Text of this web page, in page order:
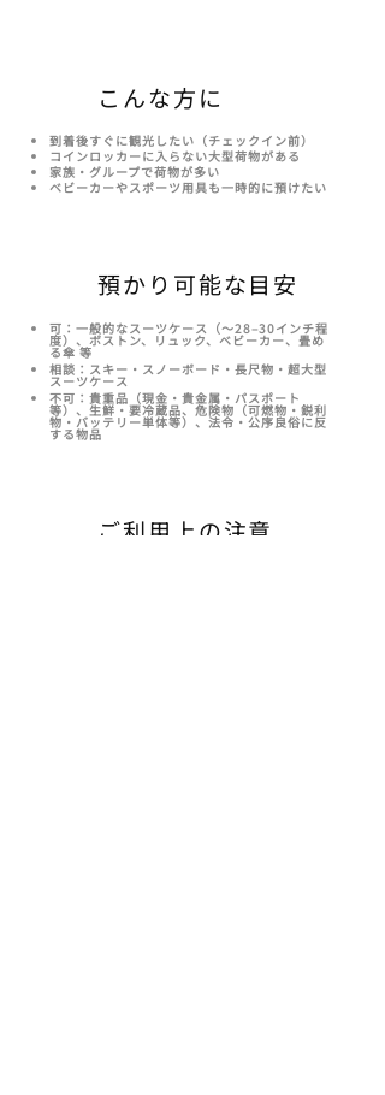
こんな方に
到着後すぐに観光したい（チェックイン前）
コインロッカーに入らない大型荷物がある
家族・グループで荷物が多い
ベビーカーやスポーツ用具も一時的に預けたい
預かり可能な目安
可：一般的なスーツケース（～28–30インチ程
度）、ボストン、リュック、ベビーカー、畳め
る傘 等
相談：スキー・スノーボード・長尺物・超大型
スーツケース
不可：貴重品（現金・貴金属・パスポート
等）、生鮮・要冷蔵品、危険物（可燃物・鋭利
物・バッテリー単体等）、法令・公序良俗に反
する物品
ご利用上の注意